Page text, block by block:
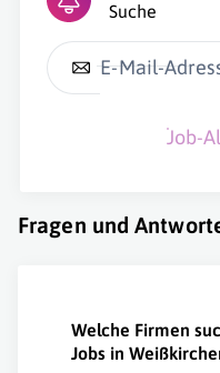
Suche
E-Mail-
Job-
Fragen und
Welche Firmen
Jobs in